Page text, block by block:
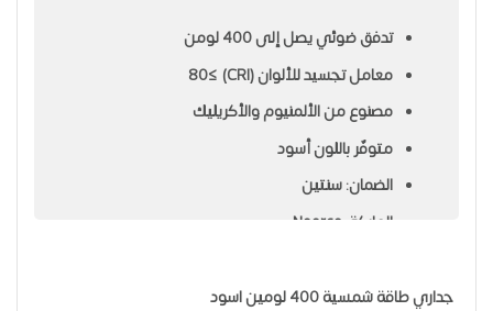
تدفق ضوئي يصل إلى 400 لومن
معامل تجسيد للألوان (CRI) ≥80
مصنوع من الألمنيوم والأكريليك
متوفّر باللون أسود
الضمان: سنتين
الماركة: Noorco
جداري طاقة شمسية 400 لومين اسود